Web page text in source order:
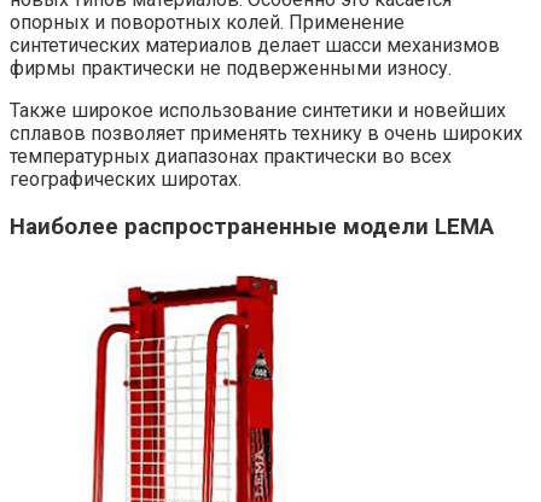
опорных и поворотных колей. Применение
синтетических материалов делает шасси механизмов
фирмы практически не подверженными износу.
Также широкое использование синтетики и новейших
сплавов позволяет применять технику в очень широких
температурных диапазонах практически во всех
географических широтах.
Наиболее распространенные модели LEMA